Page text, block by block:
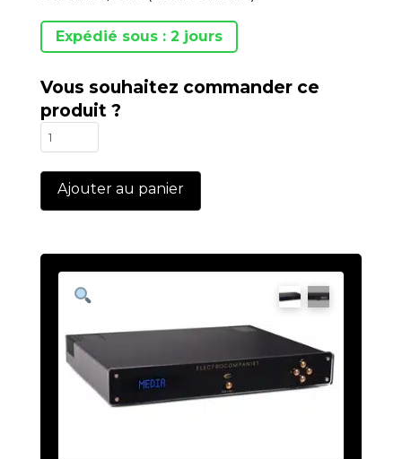
Expédié sous : 2 jours
Vous souhaitez commander ce
produit ?
quantité
de
ECM-
1
Ajouter au panier